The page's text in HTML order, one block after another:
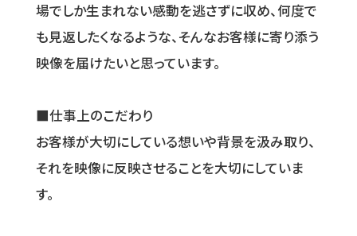
場でしか生まれない感動を逃さずに収め、何度で
も見返したくなるような、そんなお客様に寄り添う
映像を届けたいと思っています。
■仕事上のこだわり
お客様が大切にしている想いや背景を汲み取り、
それを映像に反映させることを大切にしていま
す。